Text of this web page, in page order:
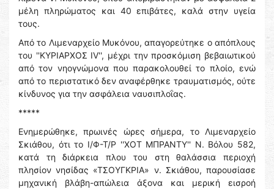
μέλη πληρώματος και 40 επιβάτες, καλά στην υγεία
τους.
Από το Λιμεναρχείο Μυκόνου, απαγορεύτηκε ο απόπλους
του ''ΚΥΡΙΑΡΧΟΣ IV'', μέχρι την προσκόμιση βεβαιωτικού
από τον νηογνώμονα που παρακολουθεί το πλοίο, ενώ
από το περιστατικό δεν αναφέρθηκε τραυματισμός, ούτε
κίνδυνος για την ασφάλεια ναυσιπλοΐας.
*****
Ενημερώθηκε, πρωινές ώρες σήμερα, το Λιμεναρχείο
Σκιάθου, ότι το Ι/Φ-Τ/Ρ ''ΧΟΤ ΜΠΡΑΝΤΥ'' Ν. Βόλου 582,
κατά τη διάρκεια πλου του στη θαλάσσια περιοχή
πλησίον νησίδας «ΤΣΟΥΓΚΡΙΑ» ν. Σκιάθου, παρουσίασε
μηχανική βλάβη-απώλεια άξονα και μερική εισροή